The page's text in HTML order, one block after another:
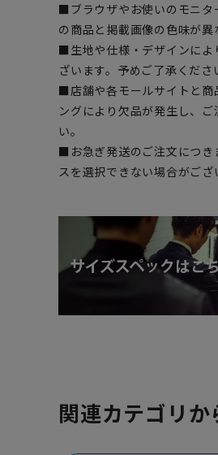
■ブラウザやお使いのモニタ
の商品と掲載画像の色味が異
■生地や仕様・デザインによ
ざいます。予めご了承くださ
■店舗や各モールサイトと商
ングにより欠品が発生し、
い。
■お急ぎ発送のご注文につき
スを選択できない場合がござ
関連カテゴリ